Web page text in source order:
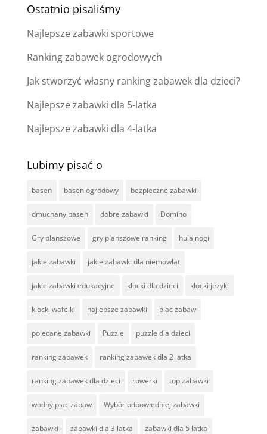
Ostatnio pisaliśmy
Najlepsze zabawki sportowe
Ranking zabawek ogrodowych
Jak stworzyć własny ranking zabawek dla dzieci?
Najlepsze zabawki dla 5-latka
Najlepsze zabawki dla 4-latka
Lubimy pisać o
basen basen ogrodowy bezpieczne zabawki
dmuchany basen dobre zabawki Domino
Gry planszowe gry planszowe ranking hulajnogi
jakie zabawki jakie zabawki dla niemowląt
jakie zabawki edukacyjne klocki dla dzieci klocki jeżyki
klocki wafelki najlepsze zabawki plac zabaw
polecane zabawki Puzzle puzzle dla dzieci
ranking zabawek ranking zabawek dla 2 latka
ranking zabawek dla dzieci rowerki top zabawki
wodny plac zabaw Wybór odpowiedniej zabawki
zabawki zabawki dla 3 latka zabawki dla 5 latka